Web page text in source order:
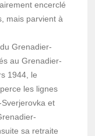
encerclé
mais parvient à
Grenadier-
au Grenadier-
1944, le
les lignes
et
sa retraite